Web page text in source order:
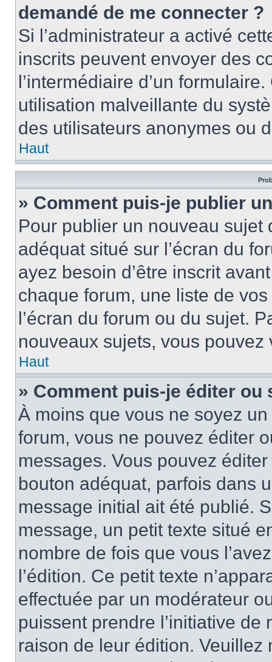
demandé de me connecter ?
Si l’administrateur a activé
inscrits peuvent envoyer des
l’intermédiaire d’un
utilisation malveillante du
des utilisateurs anonymes ou
Haut
» Comment puis-je publier
Pour publier un nouveau
adéquat situé sur l’écran du
ayez besoin d’être inscrit
chaque forum, une liste de
l’écran du forum ou du sujet.
nouveaux sujets, vous
Haut
» Comment puis-je éditer
À moins que vous ne soyez
forum, vous ne pouvez éditer
messages. Vous pouvez
bouton adéquat, parfois dans
message initial ait été publié.
message, un petit texte situé
nombre de fois que vous
l’édition. Ce petit texte
effectuée par un modérateur
puissent prendre l’initiative
raison de leur édition.